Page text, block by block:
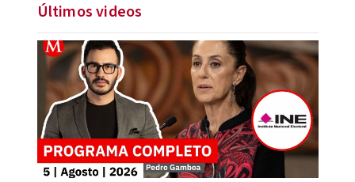
Últimos videos